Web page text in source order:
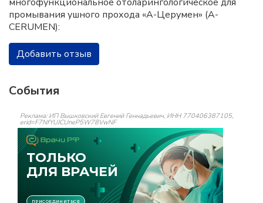
промывания ушного прохода «А-Церумен» (A-
CERUMEN):
Добавить отзыв
События
Реклама: ИП Вышковский Евгений Геннадьевич, ИНН 770406387105,
erid=F7NfYUJCUneP5W78VwNF